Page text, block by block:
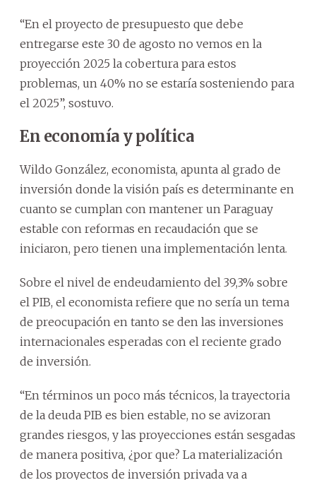
“En el proyecto de presupuesto que debe
entregarse este 30 de agosto no vemos en la
proyección 2025 la cobertura para estos
problemas, un 40% no se estaría sosteniendo para
el 2025”, sostuvo.
En economía y política
Wildo González, economista, apunta al grado de
inversión donde la visión país es determinante en
cuanto se cumplan con mantener un Paraguay
estable con reformas en recaudación que se
iniciaron, pero tienen una implementación lenta.
Sobre el nivel de endeudamiento del 39,3% sobre
el PIB, el economista refiere que no sería un tema
de preocupación en tanto se den las inversiones
internacionales esperadas con el reciente grado
de inversión.
“En términos un poco más técnicos, la trayectoria
de la deuda PIB es bien estable, no se avizoran
grandes riesgos, y las proyecciones están sesgadas
de manera positiva, ¿por que? La materialización
de los proyectos de inversión privada va a